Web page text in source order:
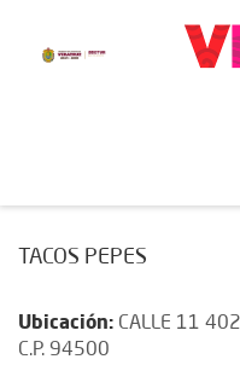
TACOS PEPES
Ubicación: CALLE 11
C.P. 94500